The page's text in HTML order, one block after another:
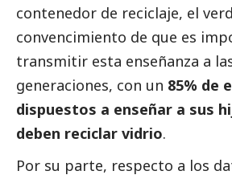
contenedor de reciclaje, el
convencimiento de que es
transmitir esta enseñanza a
generaciones, con un 85% de
dispuestos a enseñar a sus
deben reciclar vidrio.
Por su parte, respecto a los